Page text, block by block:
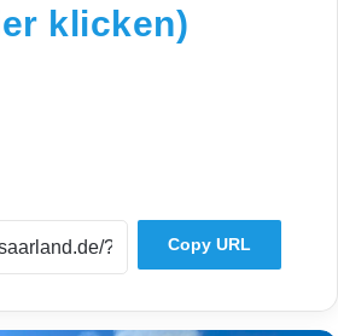
klicken)
Copy URL